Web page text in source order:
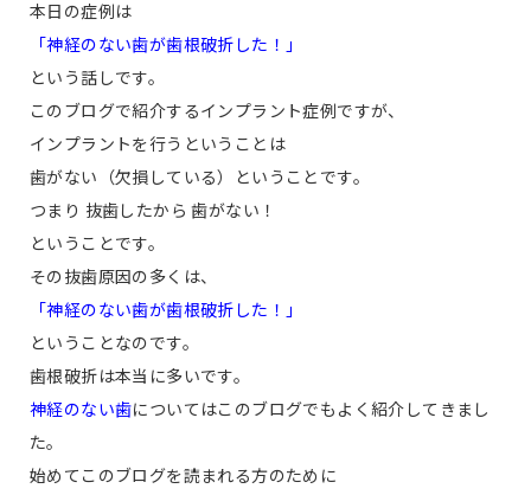
本日の症例は
「神経のない歯が歯根破折した！」
という話しです。
このブログで紹介するインプラント症例ですが、
インプラントを行うということは
歯がない（欠損している）ということです。
つまり 抜歯したから 歯がない！
ということです。
その抜歯原因の多くは、
「神経のない歯が歯根破折した！」
ということなのです。
歯根破折は本当に多いです。
神経のない歯についてはこのブログでもよく紹介してきまし
た。
始めてこのブログを読まれる方のために